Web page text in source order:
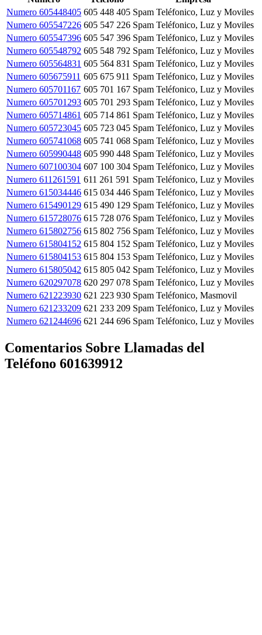
Numero 605448405 605 448 405 Spam Teléfonico, Luz y Moviles
Numero 605547226 605 547 226 Spam Teléfonico, Luz y Moviles
Numero 605547396 605 547 396 Spam Teléfonico, Luz y Moviles
Numero 605548792 605 548 792 Spam Teléfonico, Luz y Moviles
Numero 605564831 605 564 831 Spam Teléfonico, Luz y Moviles
Numero 605675911 605 675 911 Spam Teléfonico, Luz y Moviles
Numero 605701167 605 701 167 Spam Teléfonico, Luz y Moviles
Numero 605701293 605 701 293 Spam Teléfonico, Luz y Moviles
Numero 605714861 605 714 861 Spam Teléfonico, Luz y Moviles
Numero 605723045 605 723 045 Spam Teléfonico, Luz y Moviles
Numero 605741068 605 741 068 Spam Teléfonico, Luz y Moviles
Numero 605990448 605 990 448 Spam Teléfonico, Luz y Moviles
Numero 607100304 607 100 304 Spam Teléfonico, Luz y Moviles
Numero 611261591 611 261 591 Spam Teléfonico, Luz y Moviles
Numero 615034446 615 034 446 Spam Teléfonico, Luz y Moviles
Numero 615490129 615 490 129 Spam Teléfonico, Luz y Moviles
Numero 615728076 615 728 076 Spam Teléfonico, Luz y Moviles
Numero 615802756 615 802 756 Spam Teléfonico, Luz y Moviles
Numero 615804152 615 804 152 Spam Teléfonico, Luz y Moviles
Numero 615804153 615 804 153 Spam Teléfonico, Luz y Moviles
Numero 615805042 615 805 042 Spam Teléfonico, Luz y Moviles
Numero 620297078 620 297 078 Spam Teléfonico, Luz y Moviles
Numero 621223930 621 223 930 Spam Teléfonico, Masmovil
Numero 621233209 621 233 209 Spam Teléfonico, Luz y Moviles
Numero 621244696 621 244 696 Spam Teléfonico, Luz y Moviles
Comentarios Sobre Llamadas del
Teléfono 601639912